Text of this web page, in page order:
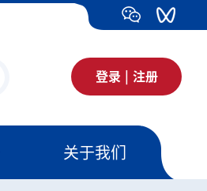
登录 注册
关于我们